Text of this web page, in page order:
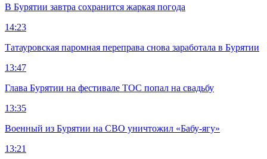
В Бурятии завтра сохранится жаркая погода
14:23
Татауровская паромная переправа снова заработала в Бурятии
13:47
Глава Бурятии на фестивале ТОС попал на свадьбу
13:35
Военный из Бурятии на СВО уничтожил «Бабу-ягу»
13:21